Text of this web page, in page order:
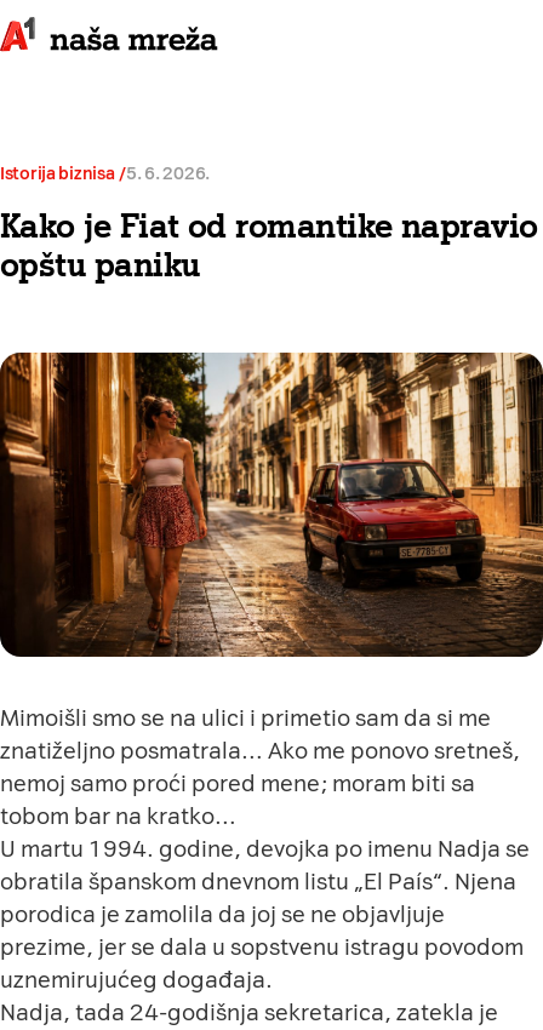
Istorija biznisa 5. 6. 2026.
Kako je Fiat od romantike napravio
opštu paniku
Mimoišli smo se na ulici i primetio sam da si me
znatiželjno posmatrala… Ako me ponovo sretneš,
nemoj samo proći pored mene; moram biti sa
tobom bar na kratko…
U martu 1994. godine, devojka po imenu Nadja se
obratila španskom dnevnom listu „El País“. Njena
porodica je zamolila da joj se ne objavljuje
prezime, jer se dala u sopstvenu istragu povodom
uznemirujućeg događaja.
Nadja, tada 24-godišnja sekretarica, zatekla je